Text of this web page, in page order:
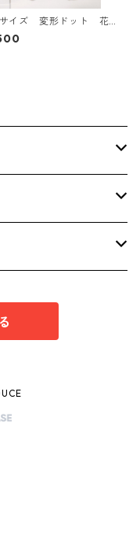
サイズ 変形ドット 花
ウタイブラウス オフ
ト KAE-4765